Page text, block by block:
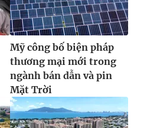
Mỹ công bố biện pháp
thương mại mới trong
ngành bán dẫn và pin
Mặt Trời